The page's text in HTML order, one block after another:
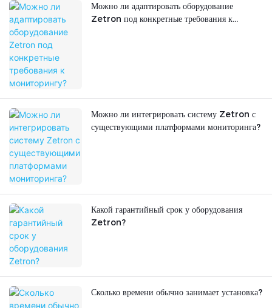
Можно ли адаптировать оборудование
Zetron под конкретные требования к
Можно ли интегрировать систему Zetron с
существующими платформами мониторинга?
Какой гарантийный срок у оборудования
Zetron?
Сколько времени обычно занимает установка?